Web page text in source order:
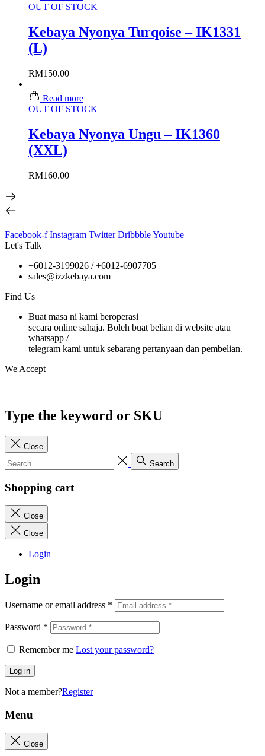
OUT OF STOCK
Kebaya Nyonya Turqoise – IK1331
(L)
RM150.00
Read more
OUT OF STOCK
Kebaya Nyonya Ungu – IK1360
(XXL)
RM160.00
Facebook-f Instagram Twitter DribbbleYoutube
Let's Talk
+6012-3199026 / +6012-6907705
sales@izzkebaya.com
Find Us
Buat masa ni kami beroperasi
secara online sahaja. Boleh buat belian di website atau
whatsapp /
telegram kami untuk sebarang pertanyaan dan pembelian.
We Accept
Type the keyword or SKU
Close
Search
Shopping cart
Close
Close
Login
Login
Username or email address *
Password *
Remember me Lost your password?
Log in
Not a member?Register
Menu
Close